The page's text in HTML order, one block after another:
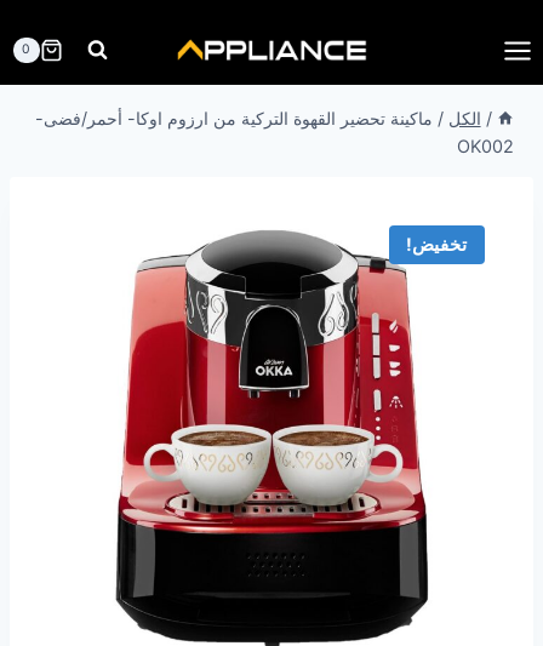
إلى
المحتوى
0
/ الكل / ماكينة تحضير القهوة التركية من ارزوم اوكا- أحمر/فضى-
OK002
تخفيض!